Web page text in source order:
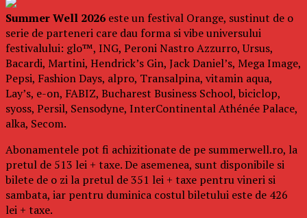
Summer Well 2026 este un festival Orange, sustinut de o
serie de parteneri care dau forma si vibe universului
festivalului: glo™, ING, Peroni Nastro Azzurro, Ursus,
Bacardi, Martini, Hendrick’s Gin, Jack Daniel’s, Mega Image,
Pepsi, Fashion Days, alpro, Transalpina, vitamin aqua,
Lay’s, e-on, FABIZ, Bucharest Business School, biciclop,
syoss, Persil, Sensodyne, InterContinental Athénée Palace,
alka, Secom.
Abonamentele pot fi achizitionate de pe summerwell.ro, la
pretul de 513 lei + taxe. De asemenea, sunt disponibile si
bilete de o zi la pretul de 351 lei + taxe pentru vineri si
sambata, iar pentru duminica costul biletului este de 426
lei + taxe.